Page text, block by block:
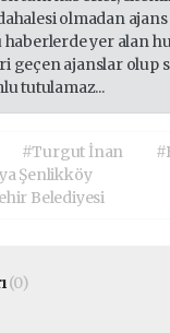
olmadan
haberlerde yer alan
geçen ajanslar olup
tutulamaz...
#Turgut İnan
Şenlikköy
Belediyesi
(0)